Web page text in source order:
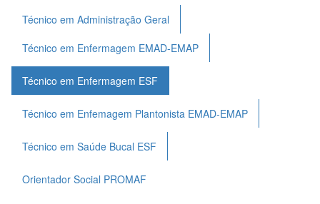
Técnico em Administração Geral
Técnico em Enfermagem EMAD-EMAP
Técnico em Enfermagem ESF
Técnico em Enfemagem Plantonista EMAD-EMAP
Técnico em Saúde Bucal ESF
Orientador Social PROMAF